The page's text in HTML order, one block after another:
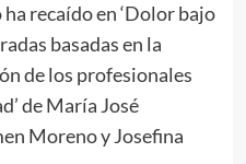
recaído en ‘Dolor bajo
basadas en la
de los profesionales
de María José
Moreno y Josefina